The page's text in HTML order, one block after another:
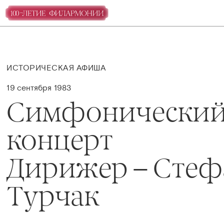
ИСТОРИЧЕСКАЯ АФИША
19 сентября 1983
концерт
Дирижер –
Турчак